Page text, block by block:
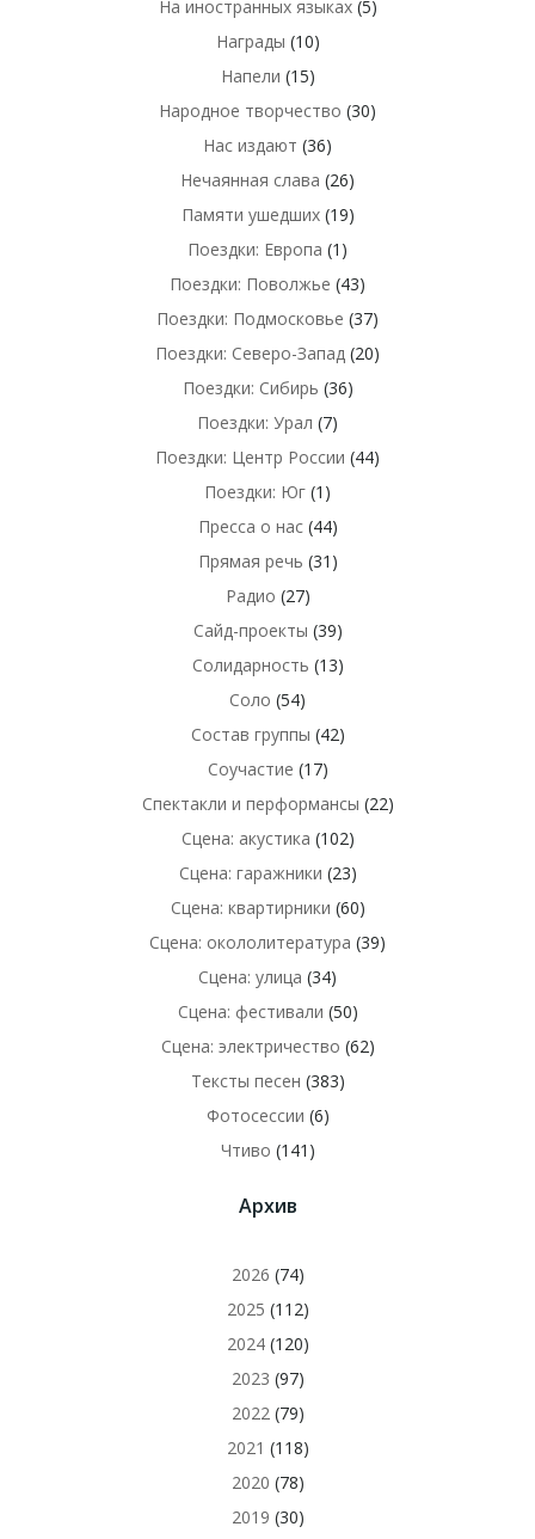
На иностранных языках(5)
Награды (10)
Напели (15)
Народное творчество (30)
Нас издают (36)
Нечаянная слава (26)
Памяти ушедших(19)
Поездки: Европа (1)
Поездки: Поволжье (43)
Поездки: Подмосковье (37)
Поездки: Северо-Запад (20)
Поездки: Сибирь (36)
Поездки: Урал (7)
Поездки: Центр России (44)
Поездки: Юг (1)
Пресса о нас(44)
Прямая речь (31)
Радио (27)
Сайд-проекты (39)
Солидарность (13)
Соло (54)
Состав группы (42)
Соучастие (17)
Спектакли и перформансы (22)
Сцена: акустика (102)
Сцена: гаражники (23)
Сцена: квартирники (60)
Сцена: окололитература (39)
Сцена: улица (34)
Сцена: фестивали (50)
Сцена: электричество (62)
Тексты песен (383)
Фотосессии (6)
Чтиво (141)
Архив
2026 (74)
2025 (112)
2024(120)
2023 (97)
2022(79)
2021 (118)
2020 (78)
2019 (30)